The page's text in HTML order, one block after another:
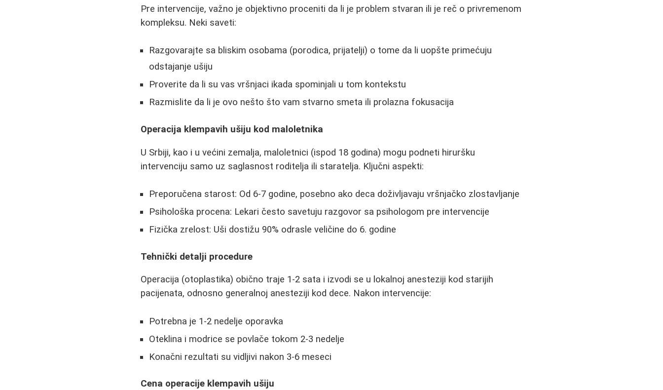
Pre intervencije, važno je objektivno proceniti da li je problem stvaran ili je reč o privremenom
kompleksu. Neki saveti:
Razgovarajte sa bliskim osobama (porodica, prijatelji) o tome da li uopšte primećuju
odstajanje ušiju
Proverite da li su vas vršnjaci ikada spominjali u tom kontekstu
Razmislite da li je ovo nešto što vam stvarno smeta ili prolazna fokusacija
Operacija klempavih ušiju kod maloletnika
U Srbiji, kao i u većini zemalja, maloletnici (ispod 18 godina) mogu podneti hiruršku
intervenciju samo uz saglasnost roditelja ili staratelja. Ključni aspekti:
Preporučena starost: Od 6-7 godine, posebno ako deca doživljavaju vršnjačko zlostavljanje
Psihološka procena: Lekari često savetuju razgovor sa psihologom pre intervencije
Fizička zrelost: Uši dostižu 90% odrasle veličine do 6. godine
Tehnički detalji procedure
Operacija (otoplastika) obično traje 1-2 sata i izvodi se u lokalnoj anesteziji kod starijih
pacijenata, odnosno generalnoj anesteziji kod dece. Nakon intervencije:
Potrebna je 1-2 nedelje oporavka
Oteklina i modrice se povlače tokom 2-3 nedelje
Konačni rezultati su vidljivi nakon 3-6 meseci
Cena operacije klempavih ušiju